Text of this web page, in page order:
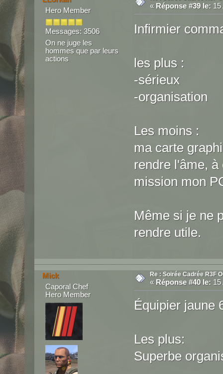
Hero Member
Messages: 3506
On ne juge les
hommes que par leurs
actions
« Réponse #39 le:15
Infirmier
les plus :
-sérieux
-organisation
Les moins :
ma carte
rendre l'âme,
mission mon
Même si je ne
rendre utile.
Mick
Caporal Chef
Hero Member
Re : Soirée Cadrée R3F
« Réponse #40 le:15
Équipier jaune
Les plus:
Superbe